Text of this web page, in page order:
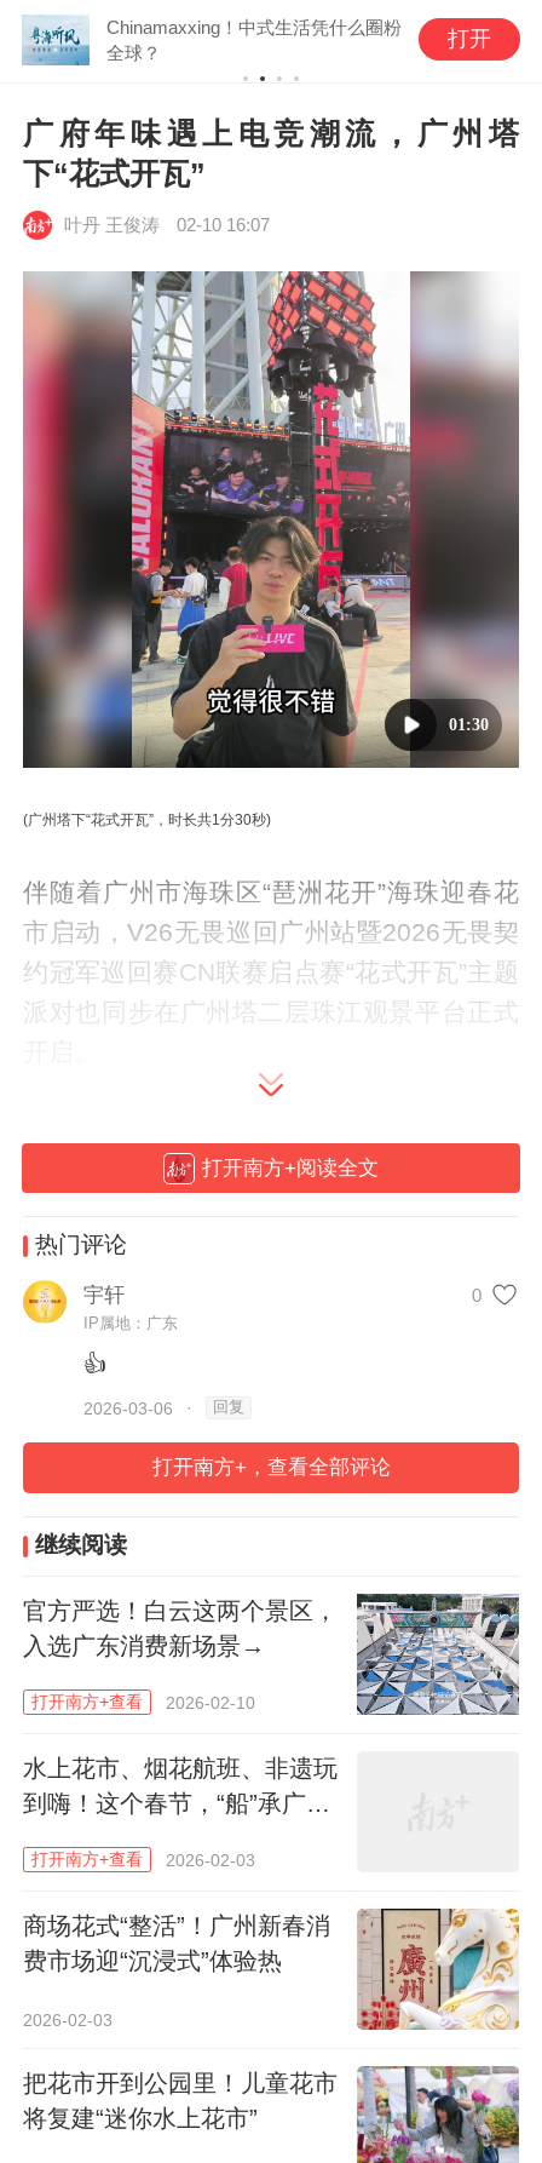
Chinamaxxing！中式生活凭什么圈粉
全球？
打开
广府年味遇上电竞潮流，广州塔
下“花式开瓦”
叶丹 王俊涛 02-10 16:07
01:30
(广州塔下“花式开瓦”，时长共1分30秒)
伴随着广州市海珠区“琶洲花开”海珠迎春花
市启动，V26无畏巡回广州站暨2026无畏契
约冠军巡回赛CN联赛启点赛“花式开瓦”主题
派对也同步在广州塔二层珠江观景平台正式
打开南方+阅读全文
热门评论
宇轩 0
IP属地：广东
👍
2026-03-06 · 回复
打开南方+，查看全部评论
继续阅读
官方严选！白云这两个景区，
入选广东消费新场景→
打开南方+查看 2026-02-10
水上花市、烟花航班、非遗玩
到嗨！这个春节，“船”承广府
打开南方+查看 2026-02-03
商场花式“整活”！广州新春消
费市场迎“沉浸式”体验热
2026-02-03
把花市开到公园里！儿童花市
将复建“迷你水上花市”